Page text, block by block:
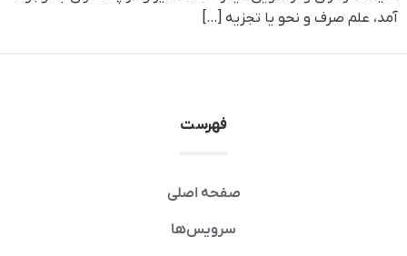
آمد، علم صرف و نحو یا تجزیه […]
فهرست
صفحه اصلی
سرویس‌ها